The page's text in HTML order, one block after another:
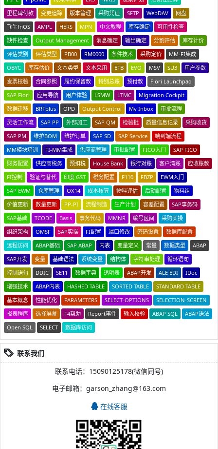
里程碑付款
变更追踪 版本管理 采购凭证 SFTP WebDAV
网盘
飞牛fnOS
AMPL HERS MPN 中文教程 库存确定
可用性检查
缺件检查
Output Management 消息确定 输出确定 分割评估
库存计价
评估类别
评估类型 PB00 RM0000 条件技术 采购定价
MM-FI集成
OBYC
库存估价 文本类型 文本采用 EFB EVO MSV SU3
用户参数
发票校验
合同参照 履约保留款 特别总账 预付款
Fiori Launchpad
SAP Fiori
应用导航 用户体验 LSMW LTMC
Migration Cockpit
数据迁移
BRFplus OPD Output Control My Inbox
审批流程
灵活工作流
SAP PP 外部加工 SAP QM 检验批 质量信息记录
采购收货
SAP PM
维护BOM 维护订单 SAP SD SAP Service
端到端流程
MM模块培训
FI-MM集成 供应商管理 审批配置 FICO入门
SAP FICO
财务配置
供应商税务 预扣税 House Bank 银行对账 客户清账
应收账款
FI控制
验证与替代 印度 GST 税务配置 F110 FBZP
EWM入门
SAP EWM
仓库管理 OX14 成本核算 物料评估 后勤配置
物料组
价值更新
数量更新 PP-PI 流程制造 生产计划 容差配置
SAP事务码
SAP基础
TCODE Basis 事务代码 MMNR 编号区间
采购实操
组织架构
OMSF SAP实操 FI配置 端口修改 密码设置
数据库配置
远程访问
ABAP基础 SAP ABAP 内表 变量定义 常量 数据类型
ABAP
SAP开发
变量 基础语法 系统变量 结构体 字符串处理
循环语句
控制语句
DDIC SE11 数据字典 透明表 ABAP开发 ALE EDI
IDoc
增强技术
ABAP内表 HASHED TABLE SORTED TABLE
STANDARD TABLE
基本概念
性能优化 PARAMETERS SELECT-OPTIONS
SELECTION-SCREEN
报表程序
选择屏幕 F4帮助 Report事件 输入校验 ABAP SQL
ABAP语法
Open SQL
SELECT 数据库访问
联系我们
联系电话：15090125178(微信同号)
电子邮箱：garson_zhang@163.com
在线客服